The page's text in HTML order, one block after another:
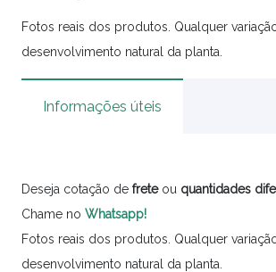
Fotos reais dos produtos. Qualquer
desenvolvimento natural da planta.
Informações úteis
Deseja cotação de freteou quantidades
Chame no Whatsapp!
Fotos reais dos produtos. Qualquer
desenvolvimento natural da planta.